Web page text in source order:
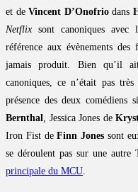
et deVincent D’Onofriodans
Netflix sont canoniques
référence aux évènements des
jamais produit. Bien qu’il
canoniques, ce n’était pas
présence des deux comédiens
Bernthal
, Jessica Jones de
Iron Fist deFinn Jones sont
se déroulent pas sur une
principale du MCU